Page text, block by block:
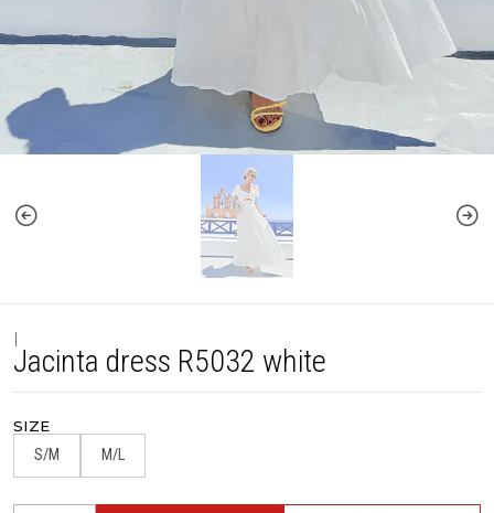
|
Jacinta dress R5032 white
SIZE
S/M M/L